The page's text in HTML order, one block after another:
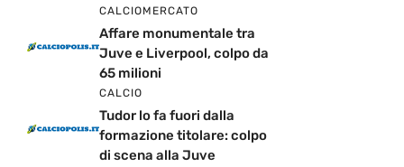
CALCIOMERCATO
Affare monumentale tra
Juve e Liverpool, colpo da
65 milioni
CALCIO
Tudor lo fa fuori dalla
formazione titolare: colpo
di scena alla Juve